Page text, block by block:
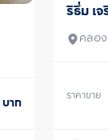
บาท
ขาย
ริธึ่ม เ
คลอ
ราคาขาย